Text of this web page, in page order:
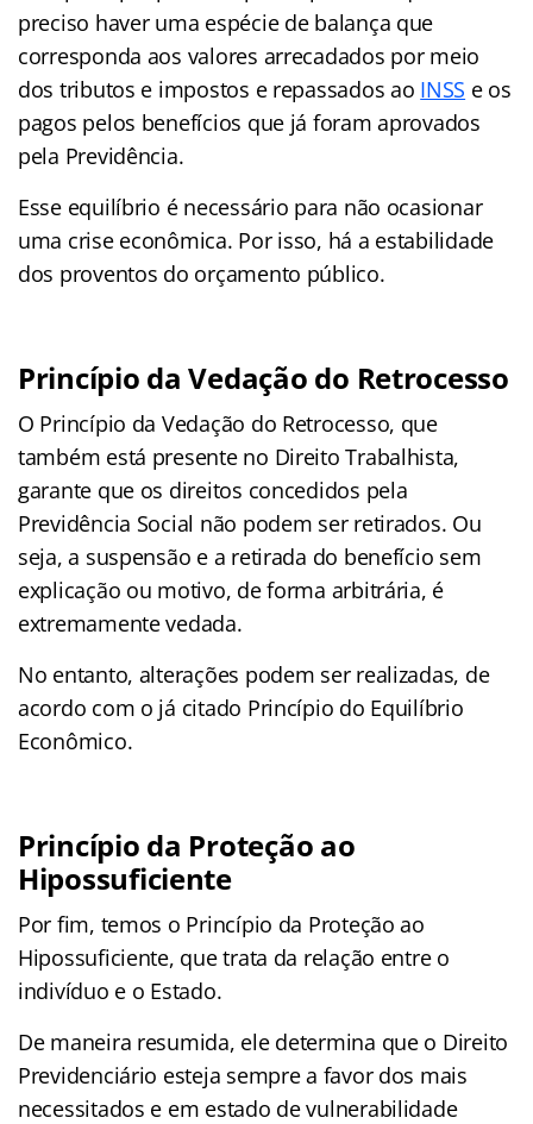
preciso haver uma espécie de balança que
corresponda aos valores arrecadados por meio
dos tributos e impostos e repassados ao INSS e os
pagos pelos benefícios que já foram aprovados
pela Previdência.
Esse equilíbrio é necessário para não ocasionar
uma crise econômica. Por isso, há a estabilidade
dos proventos do orçamento público.
Princípio da Vedação do Retrocesso
O Princípio da Vedação do Retrocesso, que
também está presente no Direito Trabalhista,
garante que os direitos concedidos pela
Previdência Social não podem ser retirados. Ou
seja, a suspensão e a retirada do benefício sem
explicação ou motivo, de forma arbitrária, é
extremamente vedada.
No entanto, alterações podem ser realizadas, de
acordo com o já citado Princípio do Equilíbrio
Econômico.
Princípio da Proteção ao
Hipossuficiente
Por fim, temos o Princípio da Proteção ao
Hipossuficiente, que trata da relação entre o
indivíduo e o Estado.
De maneira resumida, ele determina que o Direito
Previdenciário esteja sempre a favor dos mais
necessitados e em estado de vulnerabilidade